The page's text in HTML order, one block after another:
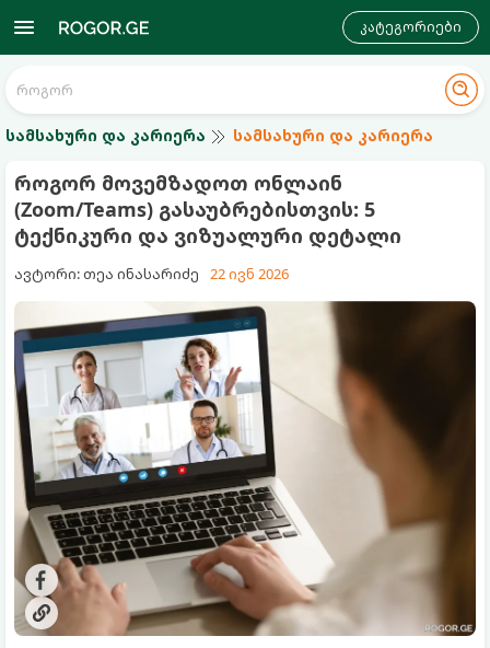
კატეგორიები
სამსახური და კარიერა სამსახური და კარიერა
როგორ მოვემზადოთ ონლაინ
(Zoom/Teams) გასაუბრებისთვის: 5
ტექნიკური და ვიზუალური დეტალი
ავტორი: თეა ინასარიძე 22 ივნ 2026